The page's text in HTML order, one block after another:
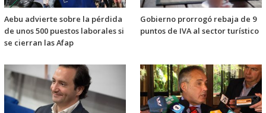
Aebu advierte sobre la pérdida
de unos 500 puestos laborales si
se cierran las Afap
Gobierno prorrogó rebaja de 9
puntos de IVA al sector turístico